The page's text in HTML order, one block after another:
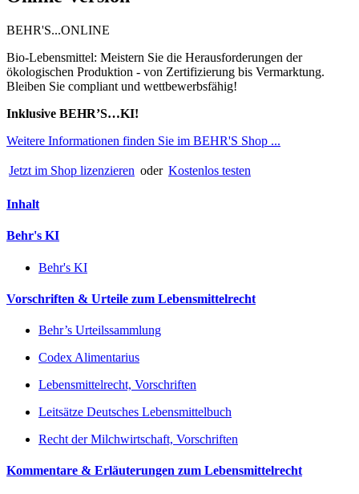
BEHR'S...ONLINE
Bio-Lebensmittel: Meistern Sie die Herausforderungen der
ökologischen Produktion - von Zertifizierung bis Vermarktung.
Bleiben Sie compliant und wettbewerbsfähig!
Inklusive BEHR’S…KI!
Weitere Informationen finden Sie im BEHR'S Shop ...
Jetzt im Shop lizenzieren oder Kostenlos testen
Inhalt
Behr's KI
Behr's KI
Vorschriften & Urteile zum Lebensmittelrecht
Behr’s Urteilssammlung
Codex Alimentarius
Lebensmittelrecht, Vorschriften
Leitsätze Deutsches Lebensmittelbuch
Recht der Milchwirtschaft, Vorschriften
Kommentare & Erläuterungen zum Lebensmittelrecht